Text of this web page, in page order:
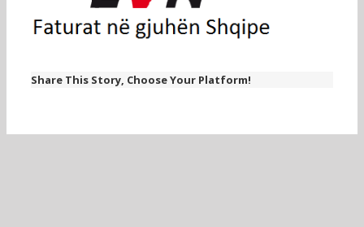
Share This Story, Choose Your Platform!